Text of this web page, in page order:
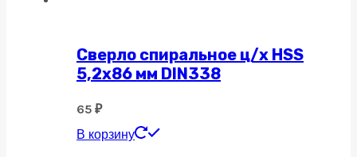
Сверло спиральное ц/х HSS
5,2х86 мм DIN338
65 ₽
В корзину